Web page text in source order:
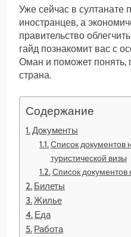
Уже сейчас в султанате
иностранцев, а
правительство
гайд познакомит вас с
Оман и поможет понять,
страна.
Содержание
Документы
Список
туристической визы
Список
Билеты
Жилье
Еда
Работа